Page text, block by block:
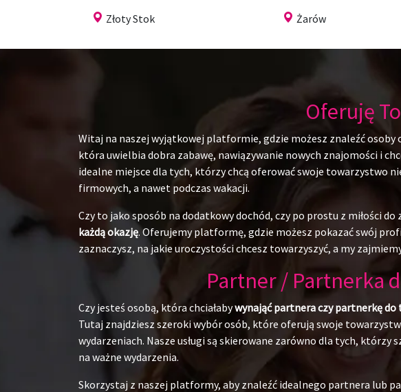
Złoty Stok Żarów
Oferuję
Witaj na naszej wyjątkowej platformie, gdzie możesz znaleźć
która uwielbia dobra zabawę, nawiązywanie nowych znajomości i
idealne miejsce dla tych, którzy chcą oferować swoje towarzystwo
firmowych, a nawet podczas wakacji.
Czy to jako sposób na dodatkowy dochód, czy po prostu z miłości
każdą okazję. Oferujemy platformę, gdzie możesz pokazać swój
zaznaczysz, na jakie uroczystości chcesz towarzyszyć, a my
Partner / Partnerka
Czy jesteś osobą, która chciałabywynająć partnera czy partnerkę
Tutaj znajdziesz szeroki wybór osób, które oferują swoje
wydarzeniach. Nasze usługi są skierowane zarówno dla tych,
na ważne wydarzenia.
Skorzystaj z naszej platformy, aby znaleźć idealnego partnera lub